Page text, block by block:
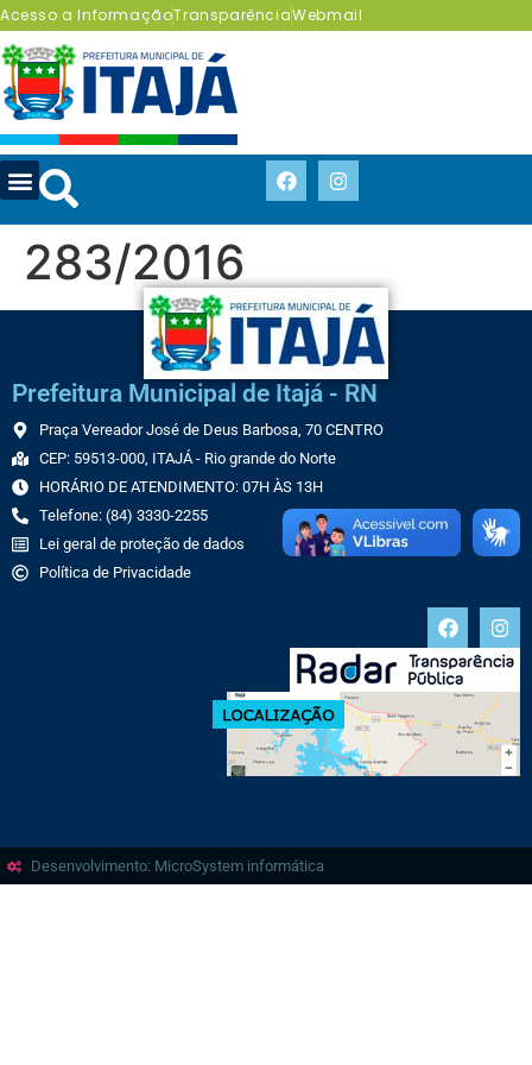
Acesso a InformaçãoTransparênciaWebmail
283/2016
Prefeitura Municipal de Itajá - RN
Praça Vereador José de Deus Barbosa, 70 CENTRO
CEP: 59513-000, ITAJÁ - Rio grande do Norte
HORÁRIO DE ATENDIMENTO: 07H ÀS 13H
Telefone: (84) 3330-2255
Lei geral de proteção de dados
Política de Privacidade
Desenvolvimento: MicroSystem informática